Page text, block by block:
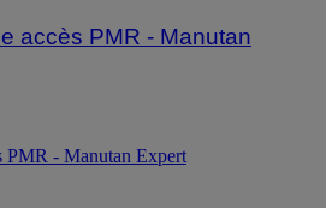
accès PMR - Manutan
PMR - Manutan Expert